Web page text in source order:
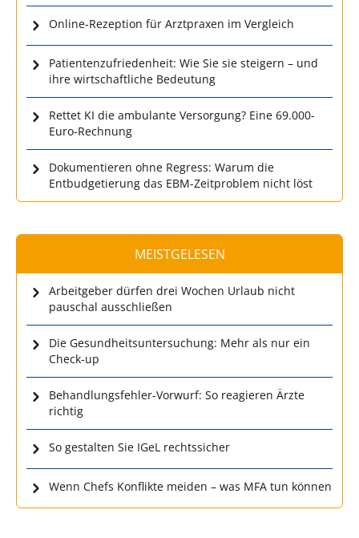
Online-Rezeption für Arztpraxen im Vergleich
Patientenzufriedenheit: Wie Sie sie steigern – und
ihre wirtschaftliche Bedeutung
Rettet KI die ambulante Versorgung? Eine 69.000-
Euro-Rechnung
Dokumentieren ohne Regress: Warum die
Entbudgetierung das EBM-Zeitproblem nicht löst
MEISTGELESEN
Arbeitgeber dürfen drei Wochen Urlaub nicht
pauschal ausschließen
Die Gesundheitsuntersuchung: Mehr als nur ein
Check-up
Behandlungsfehler-Vorwurf: So reagieren Ärzte
richtig
So gestalten Sie IGeL rechtssicher
Wenn Chefs Konflikte meiden – was MFA tun können